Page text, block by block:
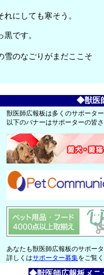
にしても寒そう。
です。
雪のなごりがまだここそ
◆獣医
獣医師広報板は多くのサポータ
以下のバナーはサポーターの皆
あなたも獣医師広報板のサポー
詳しくはサポーター募集をご覧く
◆獣医師広報板メニ